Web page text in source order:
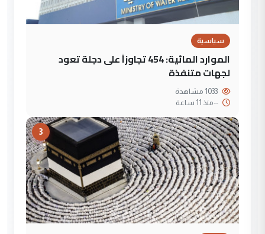
سياسية
الموارد المائية: 454 تجاوزاً على دجلة تعود
لجهات متنفذة
--منذ 11 ساعة
3